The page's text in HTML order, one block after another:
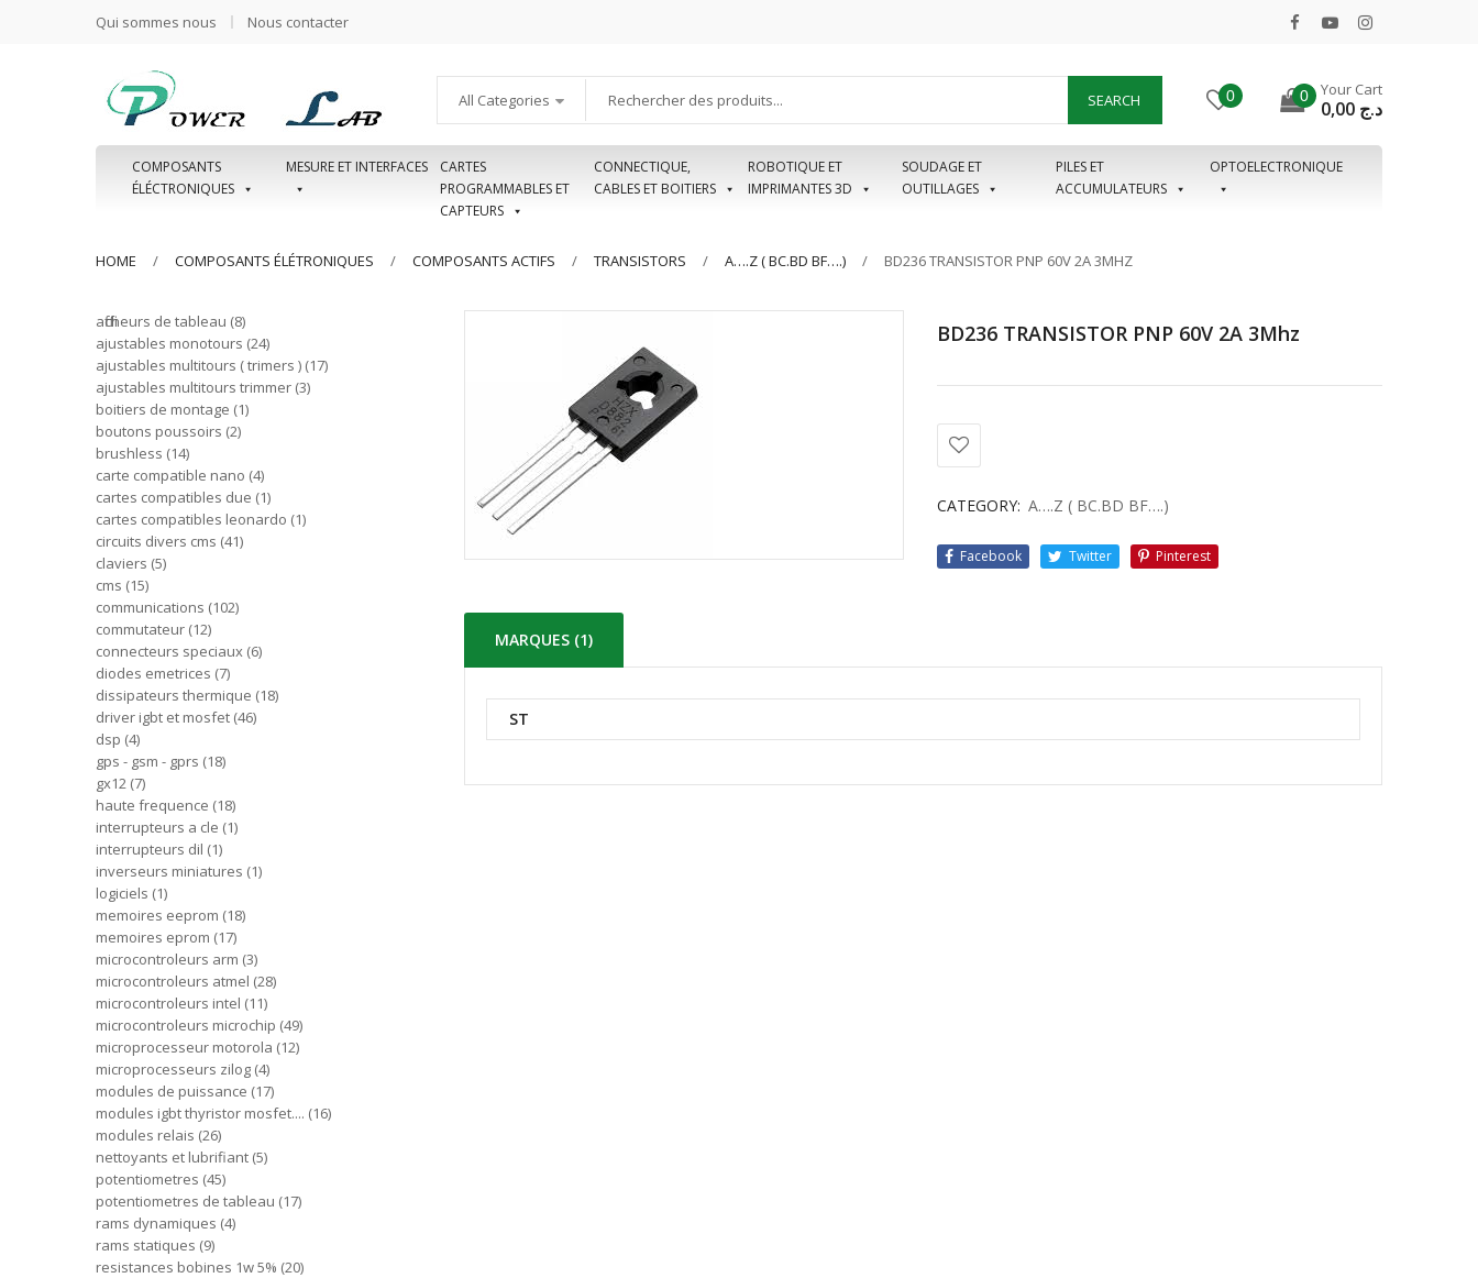
Qui sommes nous Nous contacter
All Categories SEARCH 0 0 Your Cart
د.ج
COMPOSANTS
ÉLÉCTRONIQUES
MESURE ET INTERFACES
CARTES
PROGRAMMABLES ET
CAPTEURS
CONNECTIQUE,
CABLES ET BOITIERS
ROBOTIQUE ET
IMPRIMANTES 3D
SOUDAGE ET
OUTILLAGES
PILES ET
ACCUMULATEURS
OPTOELECTRONIQUE
HOME COMPOSANTS ÉLÉTRONIQUES COMPOSANTS ACTIFS TRANSISTORS A….Z ( BC.BD BF….) BD236 TRANSISTOR PNP 60V 2A 3MHZ
BD236 TRANSISTOR PNP 60V 2A 3Mhz
CATEGORY: A….Z ( BC.BD BF….)
Facebook Twitter Pinterest
MARQUES (1)
ST
afficheurs de tableau 8
ajustables monotours 24
ajustables multitours ( trimers ) 17
ajustables multitours trimmer 3
boitiers de montage 1
boutons poussoirs 2
brushless 14
carte compatible nano 4
cartes compatibles due 1
cartes compatibles leonardo 1
circuits divers cms 41
claviers 5
cms 15
communications 102
commutateur 12
connecteurs speciaux 6
diodes emetrices 7
dissipateurs thermique 18
driver igbt et mosfet 46
dsp 4
gps - gsm - gprs 18
gx12 7
haute frequence 18
interrupteurs a cle 1
interrupteurs dil 1
inverseurs miniatures 1
logiciels 1
memoires eeprom 18
memoires eprom 17
microcontroleurs arm 3
microcontroleurs atmel 28
microcontroleurs intel 11
microcontroleurs microchip 49
microprocesseur motorola 12
microprocesseurs zilog 4
modules de puissance 17
modules igbt thyristor mosfet.... 16
modules relais 26
nettoyants et lubrifiant 5
potentiometres 45
potentiometres de tableau 17
rams dynamiques 4
rams statiques 9
resistances bobines 1w 5% 20